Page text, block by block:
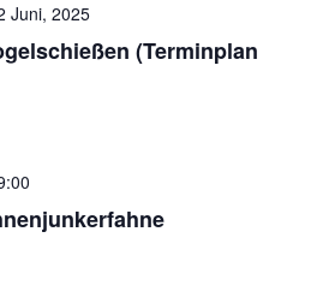
Juni, 2025
(Terminplan